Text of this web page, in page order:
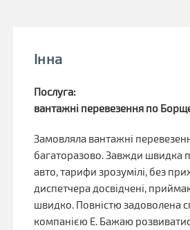
Інна
Послуга:
вантажні перевезення по
Замовляла вантажні
багаторазово. Завжди швидка
авто, тарифи зрозумілі, без
диспетчера досвідчені,
швидко. Повністю задоволена
компанією Е. Бажаю